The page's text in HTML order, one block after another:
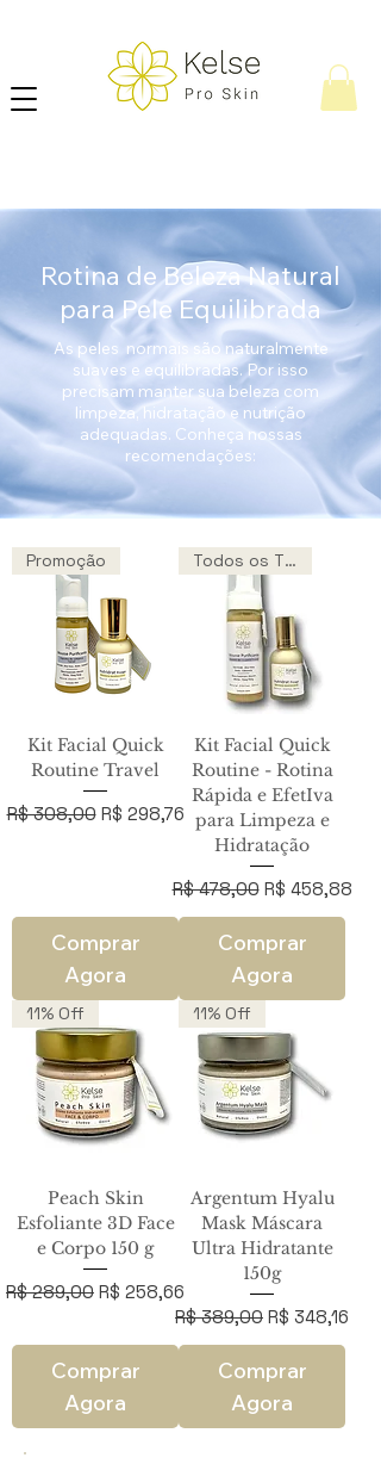
Rotina de Beleza Natural
para Pele Equilibrada
As peles normais são naturalmente
suaves e equilibradas. Por isso
precisam manter sua beleza com
limpeza, hidratação e nutrição
adequadas. Conheça nossas
recomendações:
Promoção
Kit Facial Quick
Routine Travel
Preço normal
R$ 308,00 Preço promocional
R$ 298,76
Comprar
Agora
Todos os Tipos de Peles
Kit Facial Quick
Routine - Rotina
Rápida e EfetIva
para Limpeza e
Hidratação
Preço normal
R$ 478,00 Preço
R$ 458,88
Comprar
Agora
11% Off
Peach Skin
Esfoliante 3D Face
e Corpo 150 g
Preço normal
R$ 289,00 Preço promocional
R$ 258,66
Comprar
Agora
11% Off
Argentum Hyalu
Mask Máscara
Ultra Hidratante
150g
Preço normal
R$ 389,00 Preço
R$ 348,16
Comprar
Agora